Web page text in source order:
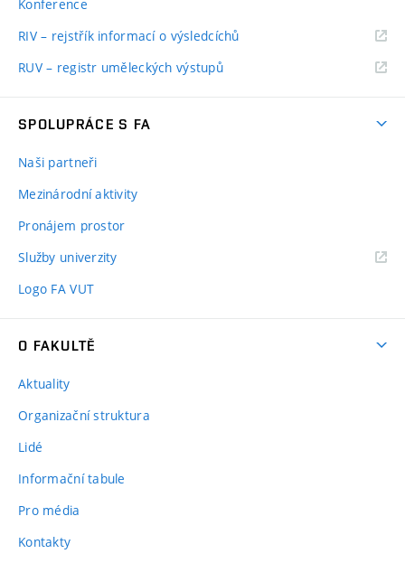
Konference
RIV – rejstřík informací o výsledcíchů
RUV – registr uměleckých výstupů
SPOLUPRÁCE S FA
Naši partneři
Mezinárodní aktivity
Pronájem prostor
Služby univerzity
Logo FA VUT
O FAKULTĚ
Aktuality
Organizační struktura
Lidé
Informační tabule
Pro média
Kontakty